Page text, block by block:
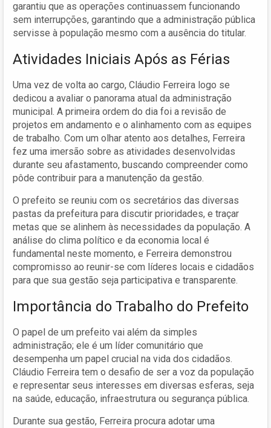
garantiu que as operações continuassem funcionando
sem interrupções, garantindo que a administração pública
servisse à população mesmo com a ausência do titular.
Atividades Iniciais Após as Férias
Uma vez de volta ao cargo, Cláudio Ferreira logo se
dedicou a avaliar o panorama atual da administração
municipal. A primeira ordem do dia foi a revisão de
projetos em andamento e o alinhamento com as equipes
de trabalho. Com um olhar atento aos detalhes, Ferreira
fez uma imersão sobre as atividades desenvolvidas
durante seu afastamento, buscando compreender como
pôde contribuir para a manutenção da gestão.
O prefeito se reuniu com os secretários das diversas
pastas da prefeitura para discutir prioridades, e traçar
metas que se alinhem às necessidades da população. A
análise do clima político e da economia local é
fundamental neste momento, e Ferreira demonstrou
compromisso ao reunir-se com líderes locais e cidadãos
para que sua gestão seja participativa e transparente.
Importância do Trabalho do Prefeito
O papel de um prefeito vai além da simples
administração; ele é um líder comunitário que
desempenha um papel crucial na vida dos cidadãos.
Cláudio Ferreira tem o desafio de ser a voz da população
e representar seus interesses em diversas esferas, seja
na saúde, educação, infraestrutura ou segurança pública.
Durante sua gestão, Ferreira procura adotar uma